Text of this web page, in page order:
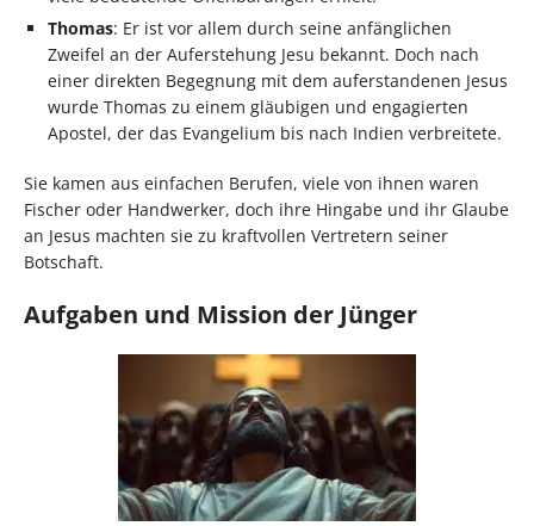
Thomas: Er ist vor allem durch seine anfänglichen
Zweifel an der Auferstehung Jesu bekannt. Doch nach
einer direkten Begegnung mit dem auferstandenen Jesus
wurde Thomas zu einem gläubigen und engagierten
Apostel, der das Evangelium bis nach Indien verbreitete.
Sie kamen aus einfachen Berufen, viele von ihnen waren
Fischer oder Handwerker, doch ihre Hingabe und ihr Glaube
an Jesus machten sie zu kraftvollen Vertretern seiner
Botschaft.
Aufgaben und Mission der Jünger